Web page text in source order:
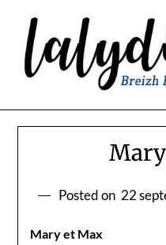
content
Posted on 22
Mary et Max